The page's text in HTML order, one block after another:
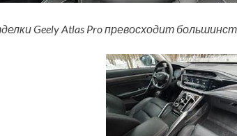
Geely Atlas Pro превосходит